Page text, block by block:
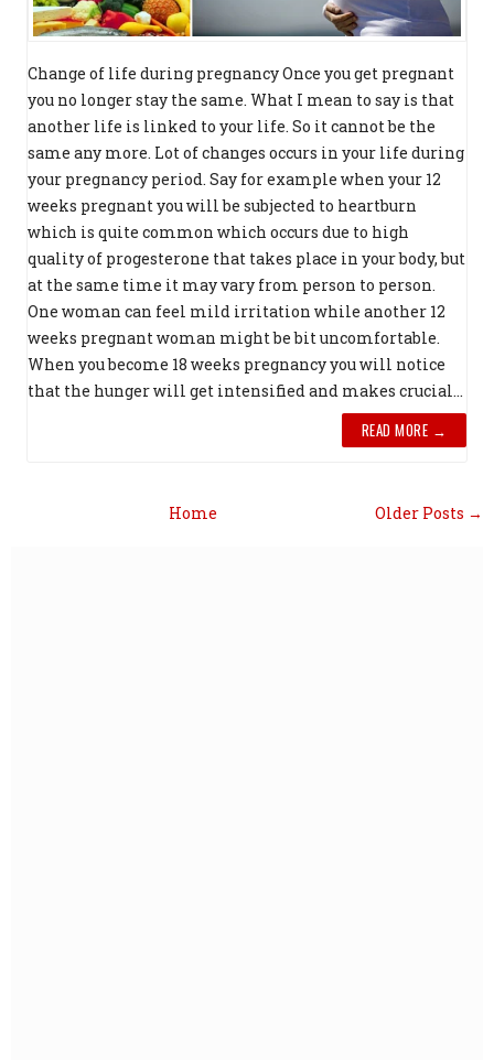
Change of life during pregnancy Once you get pregnant
you no longer stay the same. What I mean to say is that
another life is linked to your life. So it cannot be the
same any more. Lot of changes occurs in your life during
your pregnancy period. Say for example when your 12
weeks pregnant you will be subjected to heartburn
which is quite common which occurs due to high
quality of progesterone that takes place in your body, but
at the same time it may vary from person to person.
One woman can feel mild irritation while another 12
weeks pregnant woman might be bit uncomfortable.
When you become 18 weeks pregnancy you will notice
that the hunger will get intensified and makes crucial...
READ MORE →
Older Posts →
Home